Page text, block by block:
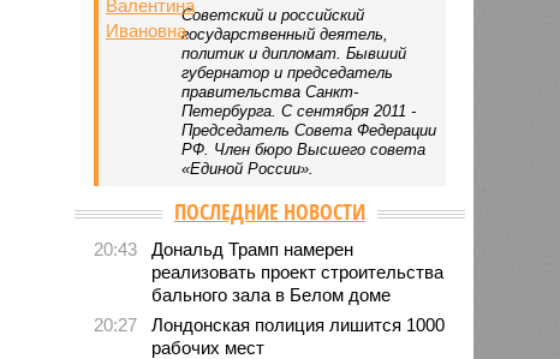
Советский и российский
государственный деятель,
политик и дипломат. Бывший
губернатор и председатель
правительства Санкт-
Петербурга. С сентября 2011 -
Председатель Совета Федерации
РФ. Член бюро Высшего совета
«Единой России».
ПОСЛЕДНИЕ НОВОСТИ
20:43
Дональд Трамп намерен
реализовать проект строительства
бального зала в Белом доме
20:27
Лондонская полиция лишится 1000
рабочих мест